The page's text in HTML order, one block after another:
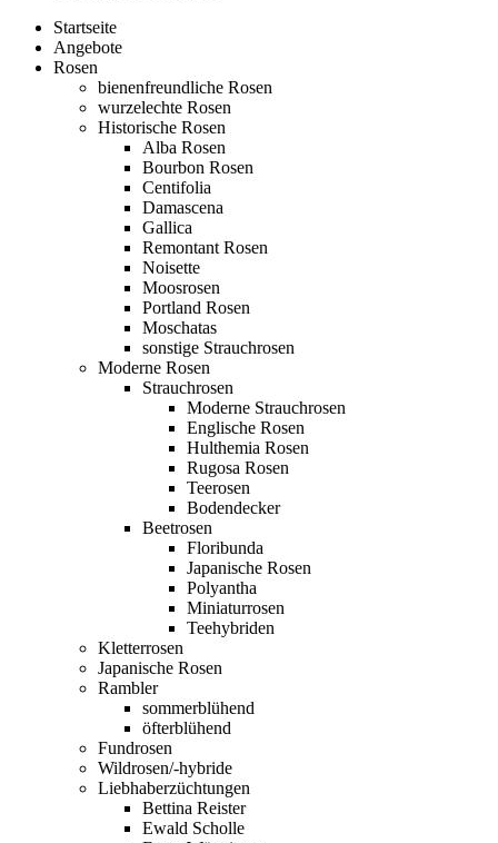
Startseite
Angebote
Rosen
bienenfreundliche Rosen
wurzelechte Rosen
Historische Rosen
Alba Rosen
Bourbon Rosen
Centifolia
Damascena
Gallica
Remontant Rosen
Noisette
Moosrosen
Portland Rosen
Moschatas
sonstige Strauchrosen
Moderne Rosen
Strauchrosen
Moderne Strauchrosen
Englische Rosen
Hulthemia Rosen
Rugosa Rosen
Teerosen
Bodendecker
Beetrosen
Floribunda
Japanische Rosen
Polyantha
Miniaturrosen
Teehybriden
Kletterrosen
Japanische Rosen
Rambler
sommerblühend
öfterblühend
Fundrosen
Wildrosen/-hybride
Liebhaberzüchtungen
Bettina Reister
Ewald Scholle